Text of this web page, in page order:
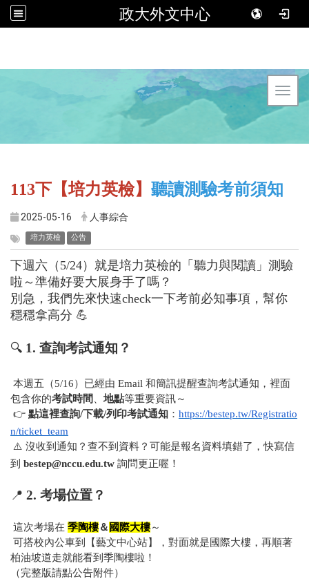
政大外文中心
113下【培力英檢】 聽讀測驗考前須知
2025-05-16 人事綜合
培力英檢 公告
下週六（5/24）就是培力英檢的「聽力與閱讀」測驗
啦～準備好要大展身手了嗎？
別急，我們先來快速check一下考前必知事項，幫你
穩穩拿高分 💪
🔍 1. 查詢考試通知？
本週五（5/16）已經由 Email 和簡訊提醒查詢考試通知，裡面
包含你的考試時間 地點等重要資訊～
👉 點這裡查詢/下載/列印考試通知 ： https://bestep.tw/Registratio
n/ticket_team
⚠ 沒收到通知？查不到資料？可能是報名資料填錯了，快寫信
到 bestep@nccu.edu.tw 詢問更正喔！
📍 2. 考場位置？
這次考場在 季陶樓＆ 國際大樓～
可搭校內公車到【藝文中心站】，對面就是國際大樓，再順著
柏油坡道走就能看到季陶樓啦！
（完整版請點公告附件）